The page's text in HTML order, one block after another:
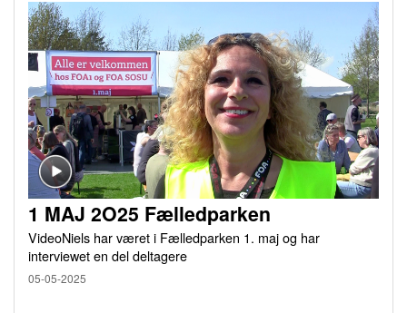
1 MAJ 2O25 Fælledparken
VideoNiels har været i Fælledparken 1. maj og har
interviewet en del deltagere
05-05-2025